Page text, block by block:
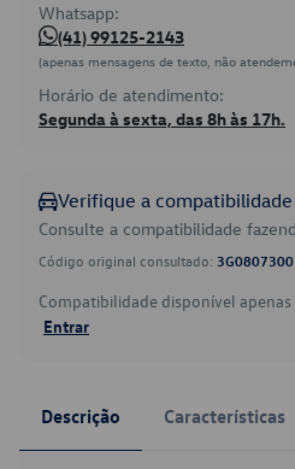
Whatsapp:
(41) 99125-2143
(apenas mensagens de texto, não
Horário de atendimento:
Segunda à sexta, das 8h às 17h.
Verifique a compatibilidade
Consulte a compatibilidade
Código original consultado: 3G0807300
Compatibilidade disponível
Entrar
Descrição Características